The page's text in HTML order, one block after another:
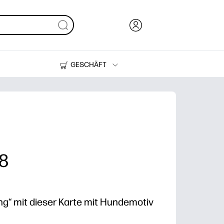
GESCHÄFT
Drucker
mit dieser Karte mit Hundemotiv